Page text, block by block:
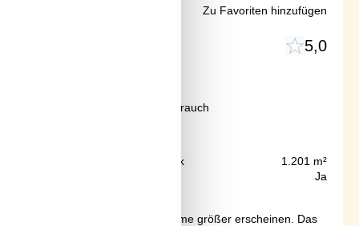
5,0
Reinigung, Versicherung und Verbrauch
Grundstück
1.201 m²
Ja
integriert wurde, sodass die Räume größer erscheinen. Das
Zu Favoriten hinzufügen